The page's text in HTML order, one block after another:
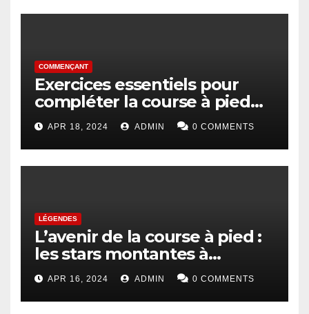
COMMENÇANT
Exercices essentiels pour
compléter la course à pied
pour les débutants
APR 18, 2024 ADMIN 0 COMMENTS
LÉGENDES
L’avenir de la course à pied :
les stars montantes à
surveiller
APR 16, 2024 ADMIN 0 COMMENTS